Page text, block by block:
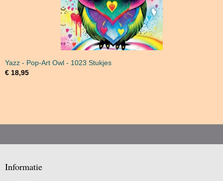
Yazz - Pop-Art Owl - 1023 Stukjes
€ 18,95
Informatie